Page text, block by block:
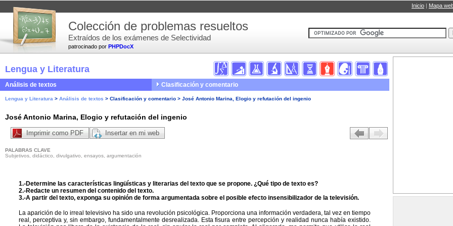
patrocinado por PHPDocX
Inicio | Mapa
Colección de problemas resueltos
Extraídos de los exámenes de Selectividad
Lengua y Literatura
Análisis de textos Clasificación y comentario
Lengua y Literatura > Análisis de textos > Clasificación y comentario > José Antonio Marina, Elogio y refutación del ingenio
José Antonio Marina, Elogio y refutación del ingenio
Imprimir como PDF Insertar en mi web
PALABRAS CLAVE
Subjetivos, didáctico, divulgativo, ensayos, argumentación
1.-Determine las características lingüísticas y literarias del texto que se propone. ¿Qué tipo de texto es?
2.-Redacte un resumen del contenido del texto.
3.-A partir del texto, exponga su opinión de forma argumentada sobre el posible efecto insensibilizador de la televisión.
La aparición de lo irreal televisivo ha sido una revolución psicológica. Proporciona una información verdadera, tal vez en tiempo
real, perceptiva y, sin embargo, fundamentalmente desrealizada. Esta fisura entre percepción y realidad nunca había existido.